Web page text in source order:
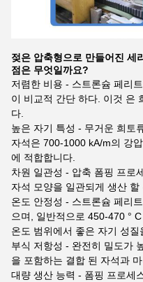
젖은 압축형으로 만들어진 세
점은 무엇일까요?
저렴한 비용 - 스트론슘 페리
이 비교적 간단 하다. 이것 은
다.
높은 자기 특성 - 무거운 희토
자석은 700-1000 kA/m의 강
에 적합합니다.
차원 일관성 - 압축 폼핑 프로
자석 모양을 일관되게 생산 할
온도 안정성 - 스트론슘 페리
으며, 일반적으로 450-470 °
온도 범위에서 좋은 자기 성질
부식 저항성 - 완전히 밀도가
을 포함하는 결합 된 자석과
대량 생산 능력 - 폼핑 프로세